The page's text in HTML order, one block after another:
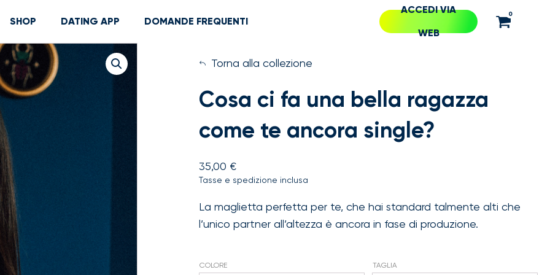
SHOP DATING APP DOMANDE FREQUENTI
ACCEDI VIA
WEB
0
Torna alla collezione
Cosa ci fa una bella ragazza
come te ancora single?
35,00 €
Tasse e spedizione inclusa
La maglietta perfetta per te, che hai standard talmente alti che
l’unico partner all’altezza è ancora in fase di produzione.
COLORE TAGLIA